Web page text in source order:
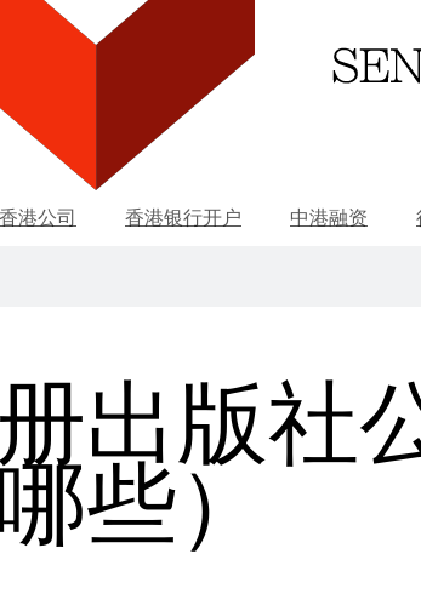
港公司 香港银行开户 中港融资
出版社
些）